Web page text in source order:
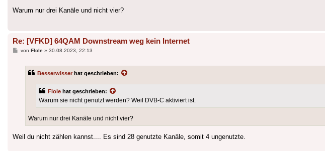
Warum nur drei Kanäle und nicht vier?
Re: [VFKD] 64QAM Downstream weg kein Internet
Beitrag
von Flole» 30.08.2023, 22:13
Besserwisser hat geschrieben:
Flole hat geschrieben:
Warum sie nicht genutzt werden? Weil DVB-C aktiviert ist.
Warum nur drei Kanäle und nicht vier?
Weil du nicht zählen kannst.... Es sind 28 genutzte Kanäle, somit 4 ungenutzte.